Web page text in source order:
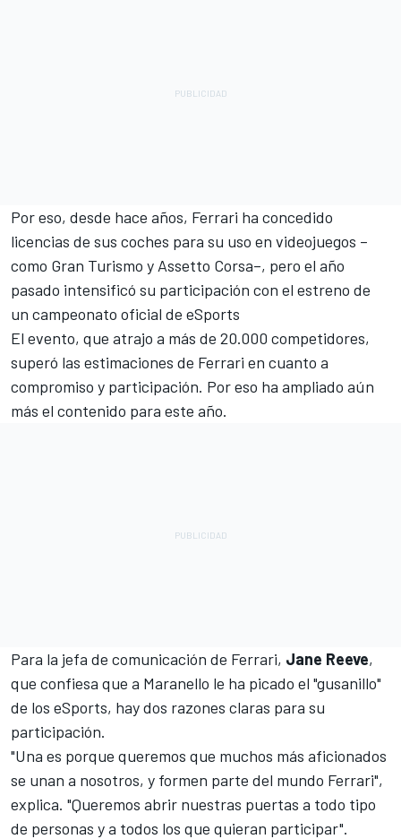
Por eso, desde hace años, Ferrari ha concedido
licencias de sus coches para su uso en videojuegos –
como Gran Turismo y Assetto Corsa–, pero el año
pasado intensificó su participación con el estreno de
un campeonato oficial de eSports
El evento, que atrajo a más de 20.000 competidores,
superó las estimaciones de Ferrari en cuanto a
compromiso y participación. Por eso ha ampliado aún
más el contenido para este año.
Para la jefa de comunicación de Ferrari, Jane Reeve,
que confiesa que a Maranello le ha picado el "gusanillo"
de los eSports, hay dos razones claras para su
participación.
"Una es porque queremos que muchos más aficionados
se unan a nosotros, y formen parte del mundo Ferrari",
explica. "Queremos abrir nuestras puertas a todo tipo
de personas y a todos los que quieran participar".